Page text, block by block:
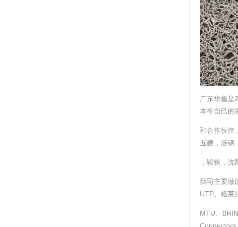
广东华鑫是
本有自己的
和合作伙伴
五菱，涟钢
，鞍钢，
我司主要做
UTP、格莱
MTU、